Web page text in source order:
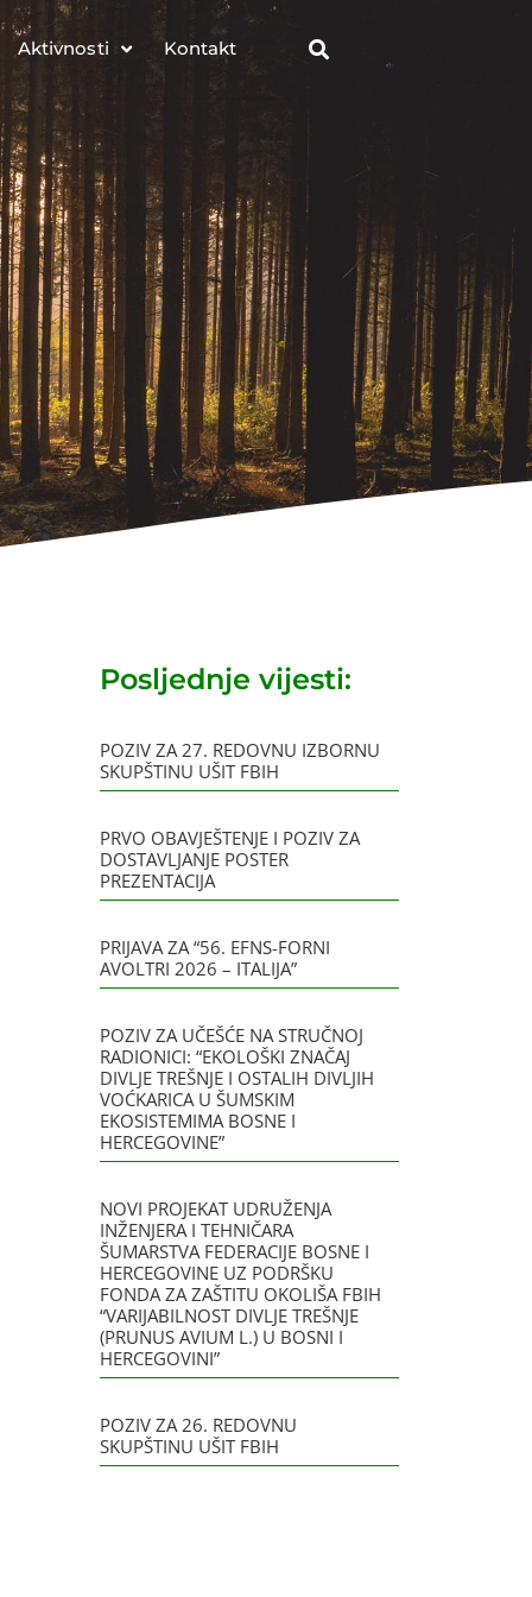
Aktivnosti Kontakt
Posljednje vijesti:
POZIV ZA 27. REDOVNU IZBORNU
SKUPŠTINU UŠIT FBIH
PRVO OBAVJEŠTENJE I POZIV ZA
DOSTAVLJANJE POSTER
PREZENTACIJA
PRIJAVA ZA “56. EFNS-FORNI
AVOLTRI 2026 – ITALIJA”
POZIV ZA UČEŠĆE NA STRUČNOJ
RADIONICI: “EKOLOŠKI ZNAČAJ
DIVLJE TREŠNJE I OSTALIH DIVLJIH
VOĆKARICA U ŠUMSKIM
EKOSISTEMIMA BOSNE I
HERCEGOVINE”
NOVI PROJEKAT UDRUŽENJA
INŽENJERA I TEHNIČARA
ŠUMARSTVA FEDERACIJE BOSNE I
HERCEGOVINE UZ PODRŠKU
FONDA ZA ZAŠTITU OKOLIŠA FBIH
“VARIJABILNOST DIVLJE TREŠNJE
(PRUNUS AVIUM L.) U BOSNI I
HERCEGOVINI”
POZIV ZA 26. REDOVNU
SKUPŠTINU UŠIT FBIH